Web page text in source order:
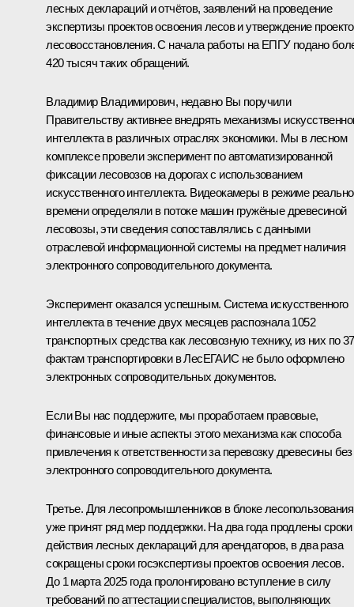
лесных деклараций и отчётов, заявлений на проведение
экспертизы проектов освоения лесов и утверждение
лесовосстановления. С начала работы на ЕПГУ подано
420 тысяч таких обращений.
Владимир Владимирович, недавно Вы поручили
Правительству активнее внедрять механизмы
интеллекта в различных отраслях экономики. Мы в лесном
комплексе провели эксперимент по автоматизированной
фиксации лесовозов на дорогах с использованием
искусственного интеллекта. Видеокамеры в режиме
времени определяли в потоке машин гружёные древесиной
лесовозы, эти сведения сопоставлялись с данными
отраслевой информационной системы на предмет наличия
электронного сопроводительного документа.
Эксперимент оказался успешным. Система искусственного
интеллекта в течение двух месяцев распознала 1052
транспортных средства как лесовозную технику, из них по
фактам транспортировки в ЛесЕГАИС не было оформлено
электронных сопроводительных документов.
Если Вы нас поддержите, мы проработаем правовые,
финансовые и иные аспекты этого механизма как способа
привлечения к ответственности за перевозку древесины без
электронного сопроводительного документа.
Третье. Для лесопромышленников в блоке лесопользования
уже принят ряд мер поддержки. На два года продлены сроки
действия лесных деклараций для арендаторов, в два раза
сокращены сроки госэкспертизы проектов освоения лесов.
До 1 марта 2025 года пролонгировано вступление в силу
требований по аттестации специалистов, выполняющих